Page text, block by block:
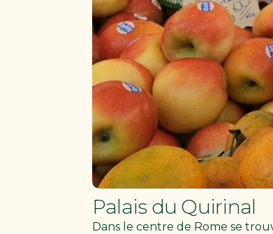
Palais du Quirinal
Dans le centre de Rome se